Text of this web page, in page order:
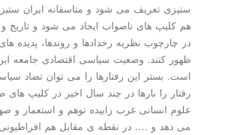
ستیزی تعریف می شود و متاسفانه ایران
هم كلیپ های ناصواب ایجاد می شود و
در چارچوب نظریه رخدادها و روندها، پدیده
ظهور كنند. وضعیت سیاسی اقتصادی جامعه
است. بستر این رفتارها را می توان تضاد
رفتار را بارها در چند سال اخیر در كلیپ
علوم انسانی غرب زاییده توهم و استعمار و
می دهد و …. در نقطه ی مقابل هم افراطیونی